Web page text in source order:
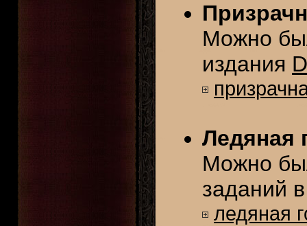
Можно
издания
Ледяная
Можно
заданий
ледяная